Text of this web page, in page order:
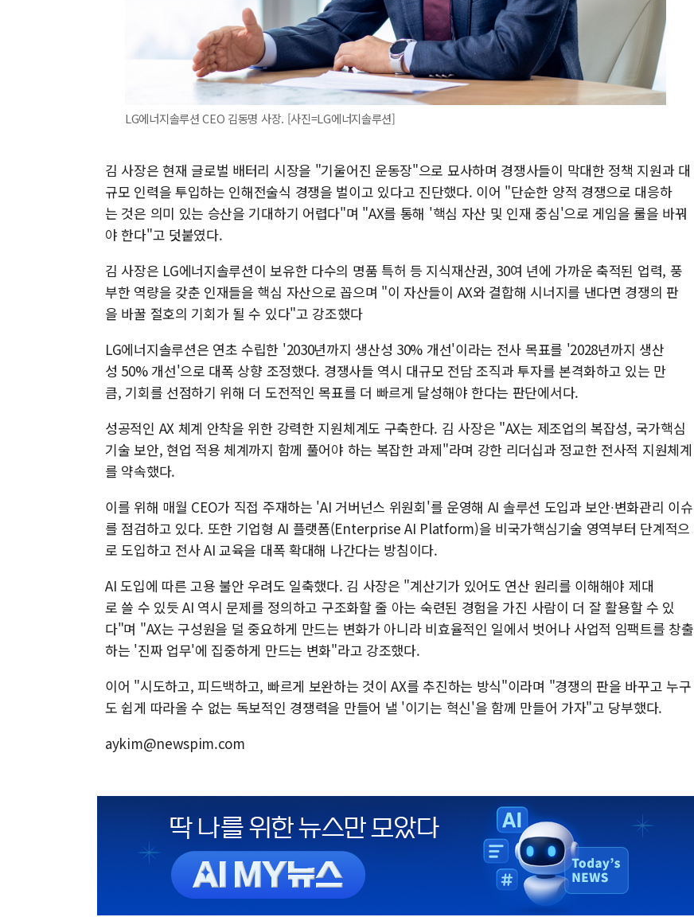
LG에너지솔루션 CEO 김동명 사장. [사진=LG에너지솔루션]
김 사장은 현재 글로벌 배터리 시장을 "기울어진 운동장"으로 묘사하며 경쟁사들이 막대한 정책 지원과 대
규모 인력을 투입하는 인해전술식 경쟁을 벌이고 있다고 진단했다. 이어 "단순한 양적 경쟁으로 대응하
는 것은 의미 있는 승산을 기대하기 어렵다"며 "AX를 통해 '핵심 자산 및 인재 중심'으로 게임을 룰을 바꿔
야 한다"고 덧붙였다.
김 사장은 LG에너지솔루션이 보유한 다수의 명품 특허 등 지식재산권, 30여 년에 가까운 축적된 업력, 풍
부한 역량을 갖춘 인재들을 핵심 자산으로 꼽으며 "이 자산들이 AX와 결합해 시너지를 낸다면 경쟁의 판
을 바꿀 절호의 기회가 될 수 있다"고 강조했다
LG에너지솔루션은 연초 수립한 '2030년까지 생산성 30% 개선'이라는 전사 목표를 '2028년까지 생산
성 50% 개선'으로 대폭 상향 조정했다. 경쟁사들 역시 대규모 전담 조직과 투자를 본격화하고 있는 만
큼, 기회를 선점하기 위해 더 도전적인 목표를 더 빠르게 달성해야 한다는 판단에서다.
성공적인 AX 체계 안착을 위한 강력한 지원체계도 구축한다. 김 사장은 "AX는 제조업의 복잡성, 국가핵심
기술 보안, 현업 적용 체계까지 함께 풀어야 하는 복잡한 과제"라며 강한 리더십과 정교한 전사적 지원체계
를 약속했다.
이를 위해 매월 CEO가 직접 주재하는 'AI 거버넌스 위원회'를 운영해 AI 솔루션 도입과 보안∙변화관리 이슈
를 점검하고 있다. 또한 기업형 AI 플랫폼(Enterprise AI Platform)을 비국가핵심기술 영역부터 단계적으
로 도입하고 전사 AI 교육을 대폭 확대해 나간다는 방침이다.
AI 도입에 따른 고용 불안 우려도 일축했다. 김 사장은 "계산기가 있어도 연산 원리를 이해해야 제대
로 쓸 수 있듯 AI 역시 문제를 정의하고 구조화할 줄 아는 숙련된 경험을 가진 사람이 더 잘 활용할 수 있
다"며 "AX는 구성원을 덜 중요하게 만드는 변화가 아니라 비효율적인 일에서 벗어나 사업적 임팩트를 창출
하는 '진짜 업무'에 집중하게 만드는 변화"라고 강조했다.
이어 "시도하고, 피드백하고, 빠르게 보완하는 것이 AX를 추진하는 방식"이라며 "경쟁의 판을 바꾸고 누구
도 쉽게 따라올 수 없는 독보적인 경쟁력을 만들어 낼 '이기는 혁신'을 함께 만들어 가자"고 당부했다.
aykim@newspim.com